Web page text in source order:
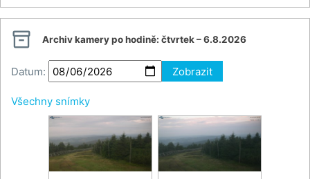
 Archiv kamery po hodině: čtvrtek – 6.8.2026
Datum: Zobrazit
Všechny snímky